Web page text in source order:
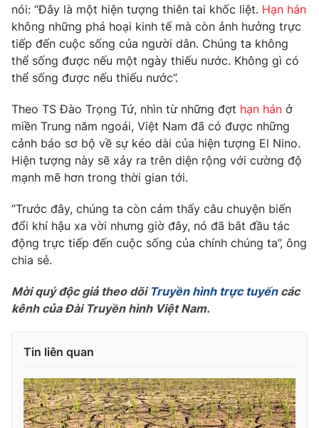
Thị trường
Tư vấn
Lịch phát sóng
Chuyên mục khác
Photo Infographic
Video Shorts video
VTV Money VTV Thể thao
VTV Sức khoẻ
Thị trường 24h Tấm lòng Việt
VTV9 VTV8
Liên hệ tòa soạn English
nói: “Đây là một hiện tượng thiên tai khốc liệt. Hạn hán
không những phá hoại kinh tế mà còn ảnh hưởng trực
tiếp đến cuộc sống của người dân. Chúng ta không
thể sống được nếu một ngày thiếu nước. Không gì có
thể sống được nếu thiếu nước”.
Theo TS Đào Trọng Tứ, nhìn từ những đợt hạn hán ở
miền Trung năm ngoái, Việt Nam đã có được những
cảnh báo sơ bộ về sự kéo dài của hiện tượng El Nino.
Hiện tượng này sẽ xảy ra trên diện rộng với cường độ
mạnh mẽ hơn trong thời gian tới.
“Trước đây, chúng ta còn cảm thấy câu chuyện biến
đổi khí hậu xa vời nhưng giờ đây, nó đã bắt đầu tác
động trực tiếp đến cuộc sống của chính chúng ta”, ông
chia sẻ.
Mời quý độc giả theo dõi Truyền hình trực tuyếncác
kênh của Đài Truyền hình Việt Nam.
Tin liên quan